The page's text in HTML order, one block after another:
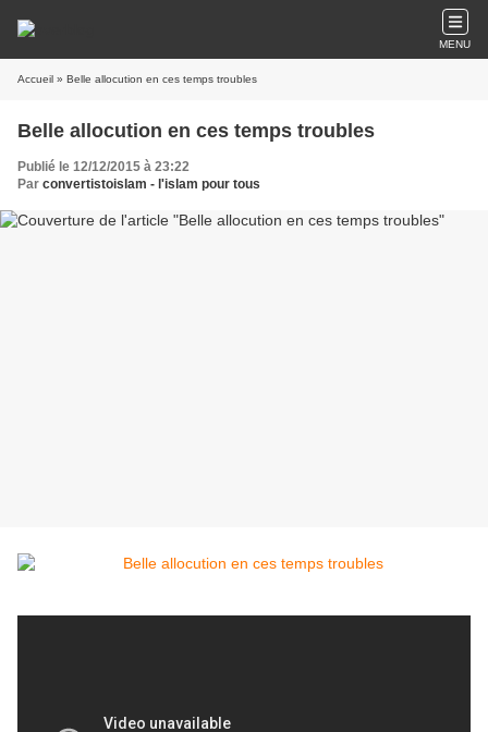
MENU
Accueil » Belle allocution en ces temps troubles
Belle allocution en ces temps troubles
Publié le 12/12/2015 à 23:22
Par convertistoislam - l'islam pour tous